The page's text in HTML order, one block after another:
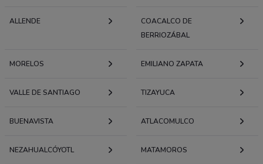
ALLENDE
COACALCO DE
BERRIOZÁBAL
MORELOS EMILIANO ZAPATA
VALLE DE SANTIAGO TIZAYUCA
BUENAVISTA ATLACOMULCO
NEZAHUALCÓYOTL MATAMOROS